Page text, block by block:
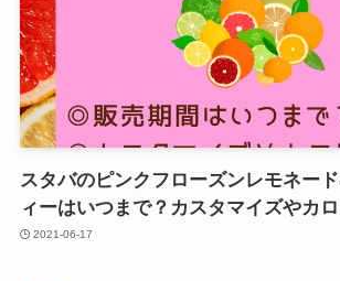
スタバのピンクフローズンレモネー
ィーはいつまで？カスタマイズやカロ
2021-06-17